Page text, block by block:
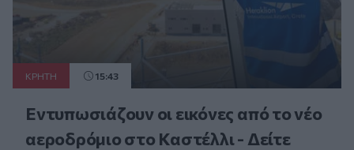
ΚΡΗΤΗ 15:43
Εντυπωσιάζουν οι εικόνες από το νέο
αεροδρόμιο στο Καστέλλι - Δείτε